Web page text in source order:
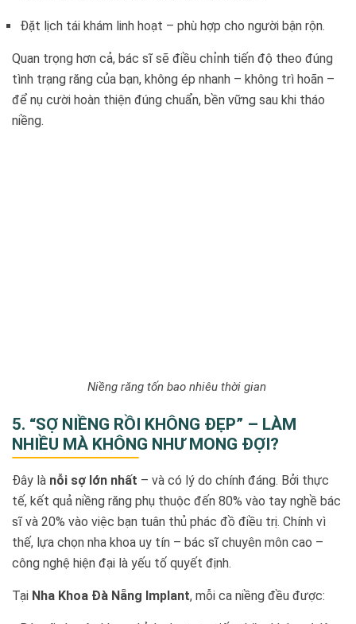
Đặt lịch tái khám linh hoạt – phù hợp cho người bận rộn.
Quan trọng hơn cả, bác sĩ sẽ điều chỉnh tiến độ theo đúng
tình trạng răng của bạn, không ép nhanh – không trì hoãn –
để nụ cười hoàn thiện đúng chuẩn, bền vững sau khi tháo
niềng.
Niềng răng tốn bao nhiêu thời gian
5. “SỢ NIỀNG RỒI KHÔNG ĐẸP” – LÀM
NHIỀU MÀ KHÔNG NHƯ MONG ĐỢI?
Đây là nỗi sợ lớn nhất – và có lý do chính đáng. Bởi thực
tế, kết quả niềng răng phụ thuộc đến 80% vào tay nghề bác
sĩ và 20% vào việc bạn tuân thủ phác đồ điều trị. Chính vì
thế, lựa chọn nha khoa uy tín – bác sĩ chuyên môn cao –
công nghệ hiện đại là yếu tố quyết định.
Tại Nha Khoa Đà Nẵng Implant, mỗi ca niềng đều được: